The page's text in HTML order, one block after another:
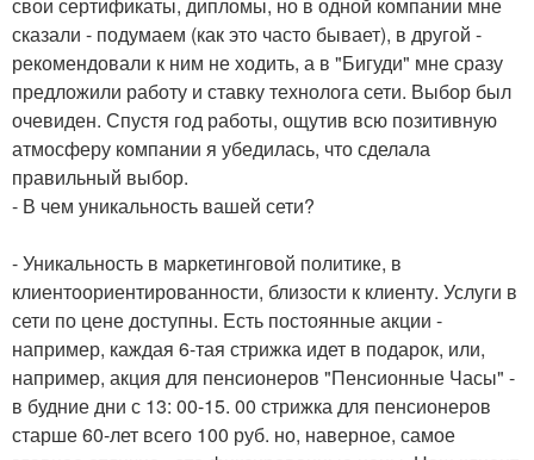
сказали - подумаем (как это часто бывает), в другой -
рекомендовали к ним не ходить, а в "Бигуди" мне сразу
предложили работу и ставку технолога сети. Выбор был
очевиден. Спустя год работы, ощутив всю позитивную
атмосферу компании я убедилась, что сделала
правильный выбор.
- В чем уникальность вашей сети?
- Уникальность в маркетинговой политике, в
клиентоориентированности, близости к клиенту. Услуги в
сети по цене доступны. Есть постоянные акции -
например, каждая 6-тая стрижка идет в подарок, или,
например, акция для пенсионеров "Пенсионные Часы" -
в будние дни с 13: 00-15. 00 стрижка для пенсионеров
старше 60-лет всего 100 руб. но, наверное, самое